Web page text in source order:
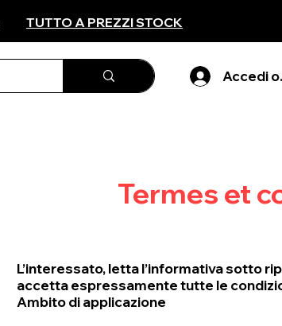
TUTTO A PREZZI STOCK
Accedi o
Termes et
L’interessato, letta l’informativa sotto
accetta espressamente tutte le
Ambito di applicazione